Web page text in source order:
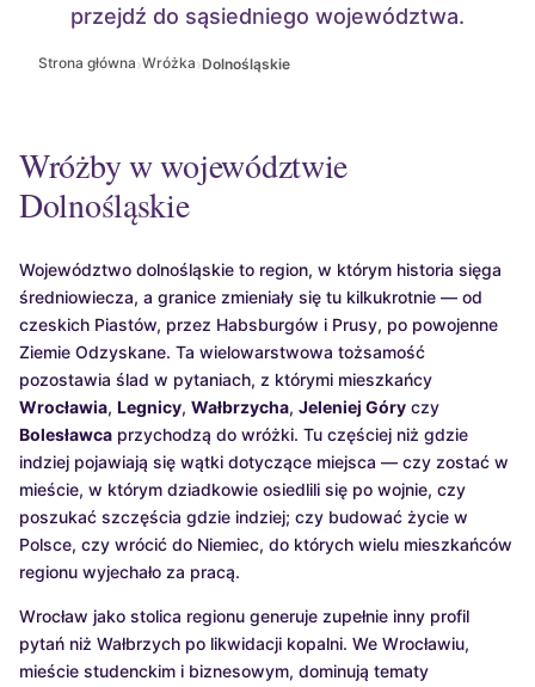
przejdź do sąsiedniego województwa.
Strona główna ›Wróżka ›Dolnośląskie
Wróżby w województwie
Dolnośląskie
Województwo dolnośląskie to region, w którym historia sięga
średniowiecza, a granice zmieniały się tu kilkukrotnie — od
czeskich Piastów, przez Habsburgów i Prusy, po powojenne
Ziemie Odzyskane. Ta wielowarstwowa tożsamość
pozostawia ślad w pytaniach, z którymi mieszkańcy
Wrocławia, Legnicy, Wałbrzycha, Jeleniej Góry czy
Bolesławca przychodzą do wróżki. Tu częściej niż gdzie
indziej pojawiają się wątki dotyczące miejsca — czy zostać w
mieście, w którym dziadkowie osiedlili się po wojnie, czy
poszukać szczęścia gdzie indziej; czy budować życie w
Polsce, czy wrócić do Niemiec, do których wielu mieszkańców
regionu wyjechało za pracą.
Wrocław jako stolica regionu generuje zupełnie inny profil
pytań niż Wałbrzych po likwidacji kopalni. We Wrocławiu,
mieście studenckim i biznesowym, dominują tematy